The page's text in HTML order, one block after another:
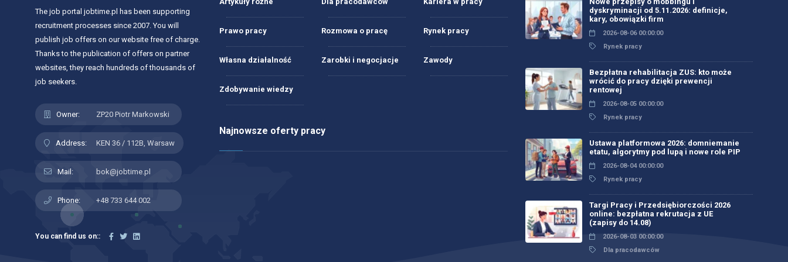
The job portal jobtime.pl has been supporting
recruitment processes since 2007. You will
publish job offers on our website free of charge.
Thanks to the publication of offers on partner
websites, they reach hundreds of thousands of
job seekers.
Owner: ZP20 Piotr Markowski
Address: KEN 36 / 112B, Warsaw
Mail: bok@jobtime.pl
Phone: +48 733 644 002
You can find us on::
Prawo pracy Rozmowa o pracę Rynek pracy
Własna działalność Zarobki i negocjacje Zawody
Zdobywanie wiedzy
Najnowsze oferty pracy
dyskryminacji od 5.11.2026: definicje,
kary, obowiązki firm
2026-08-06 00:00:00
Rynek pracy
Bezpłatna rehabilitacja ZUS: kto może
wrócić do pracy dzięki prewencji
rentowej
2026-08-05 00:00:00
Rynek pracy
Ustawa platformowa 2026: domniemanie
etatu, algorytmy pod lupą i nowe role PIP
2026-08-04 00:00:00
Rynek pracy
Targi Pracy i Przedsiębiorczości 2026
online: bezpłatna rekrutacja z UE
(zapisy do 14.08)
2026-08-03 00:00:00
Dla pracodawców